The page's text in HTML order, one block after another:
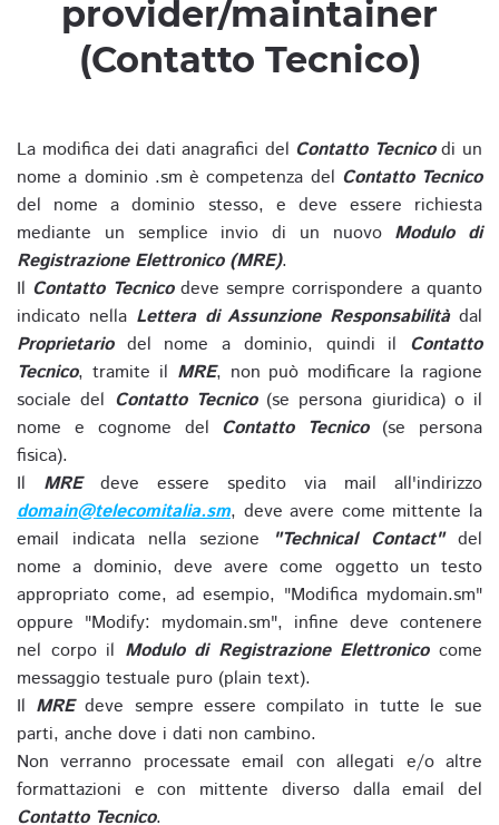
provider/maintainer
(Contatto Tecnico)
La modifica dei dati anagrafici del Contatto Tecnicodi un
nome a dominio .sm è competenza del Contatto Tecnico
del nome a dominio stesso, e deve essere richiesta
mediante un semplice invio di un nuovo Modulo di
Registrazione Elettronico (MRE).
Il Contatto Tecnicodeve sempre corrispondere a quanto
indicato nella Lettera di Assunzione Responsabilitàdal
Proprietariodel nome a dominio, quindi il Contatto
Tecnico, tramite il MRE, non può modificare la ragione
sociale del Contatto Tecnico(se persona giuridica) o il
nome e cognome del Contatto Tecnico(se persona
fisica).
Il MREdeve essere spedito via mail all'indirizzo
domain@telecomitalia.sm, deve avere come mittente la
email indicata nella sezione
"Technical Contact"del
nome a dominio, deve avere come oggetto un testo
appropriato come, ad esempio, "Modifica mydomain.sm"
oppure "Modify: mydomain.sm", infine deve contenere
nel corpo il Modulo di Registrazione Elettronicocome
messaggio testuale puro (plain text).
Il MREdeve sempre essere compilato in tutte le sue
parti, anche dove i dati non cambino.
Non verranno processate email con allegati e/o altre
formattazioni e con mittente diverso dalla email del
Contatto Tecnico.